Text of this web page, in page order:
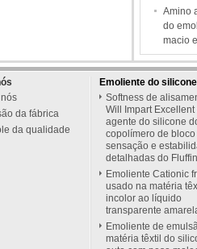
Amino
do
macio
da fábrica
da qualidade
Emoliente do silicone
Softness de
Will Impart Excellent
agente do silicone
copolímero de bloco
sensação e
detalhadas do
Emoliente Cationic
usado na matéria
incolor ao líquido
transparente
Emoliente de
matéria têxtil do